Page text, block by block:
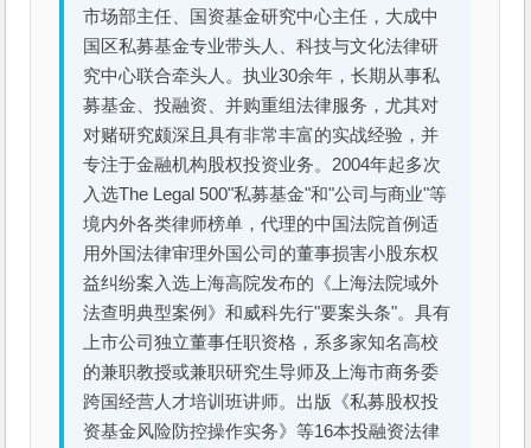
市场部主任、国资基金研究中心主任，大成中
国区私募基金专业带头人、科技与文化法律研
究中心联合牵头人。执业30余年，长期从事私
募基金、投融资、并购重组法律服务，尤其对
对赌研究颇深且具有非常丰富的实战经验，并
专注于金融机构股权投资业务。2004年起多次
入选The Legal 500"私募基金"和"公司与商业"等
境内外各类律师榜单，代理的中国法院首例适
用外国法律审理外国公司的董事损害小股东权
益纠纷案入选上海高院发布的《上海法院域外
法查明典型案例》和威科先行"要案头条"。具有
上市公司独立董事任职资格，系多家知名高校
的兼职教授或兼职研究生导师及上海市商务委
跨国经营人才培训班讲师。出版《私募股权投
资基金风险防控操作实务》等16本投融资法律